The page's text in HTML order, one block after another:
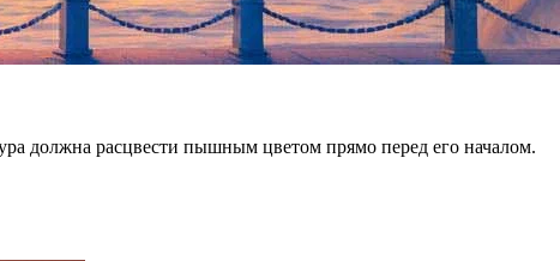
должна расцвести пышным цветом прямо перед его началом.